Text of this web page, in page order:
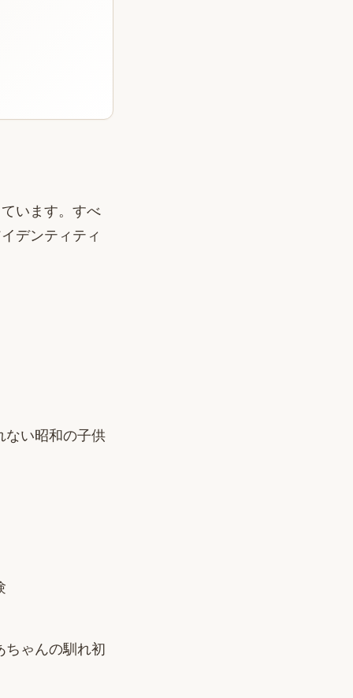
います。すべ
デンティティ
ない昭和の子供
ゃんの馴れ初